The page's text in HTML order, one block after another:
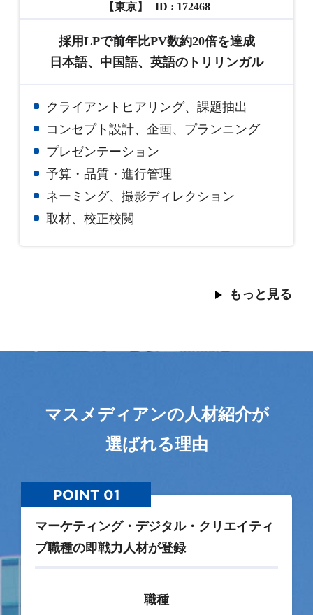
【東京】 172468
採用LPで前年比PV数約20倍を達成
日本語、中国語、英語のトリリンガル
クライアントヒアリング、課題抽出
コンセプト設計、企画、プランニング
プレゼンテーション
予算・品質・進行管理
ネーミング、撮影ディレクション
取材、校正校閲
もっと見る
マスメディアンの人材紹介が
選ばれる理由
POINT 01
マーケティング・デジタル・クリエイティ
ブ職種の即戦力人材が登録
職種